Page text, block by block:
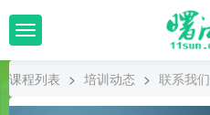
T
o
g
l
课程列表 > 培训动态 > 联系我们